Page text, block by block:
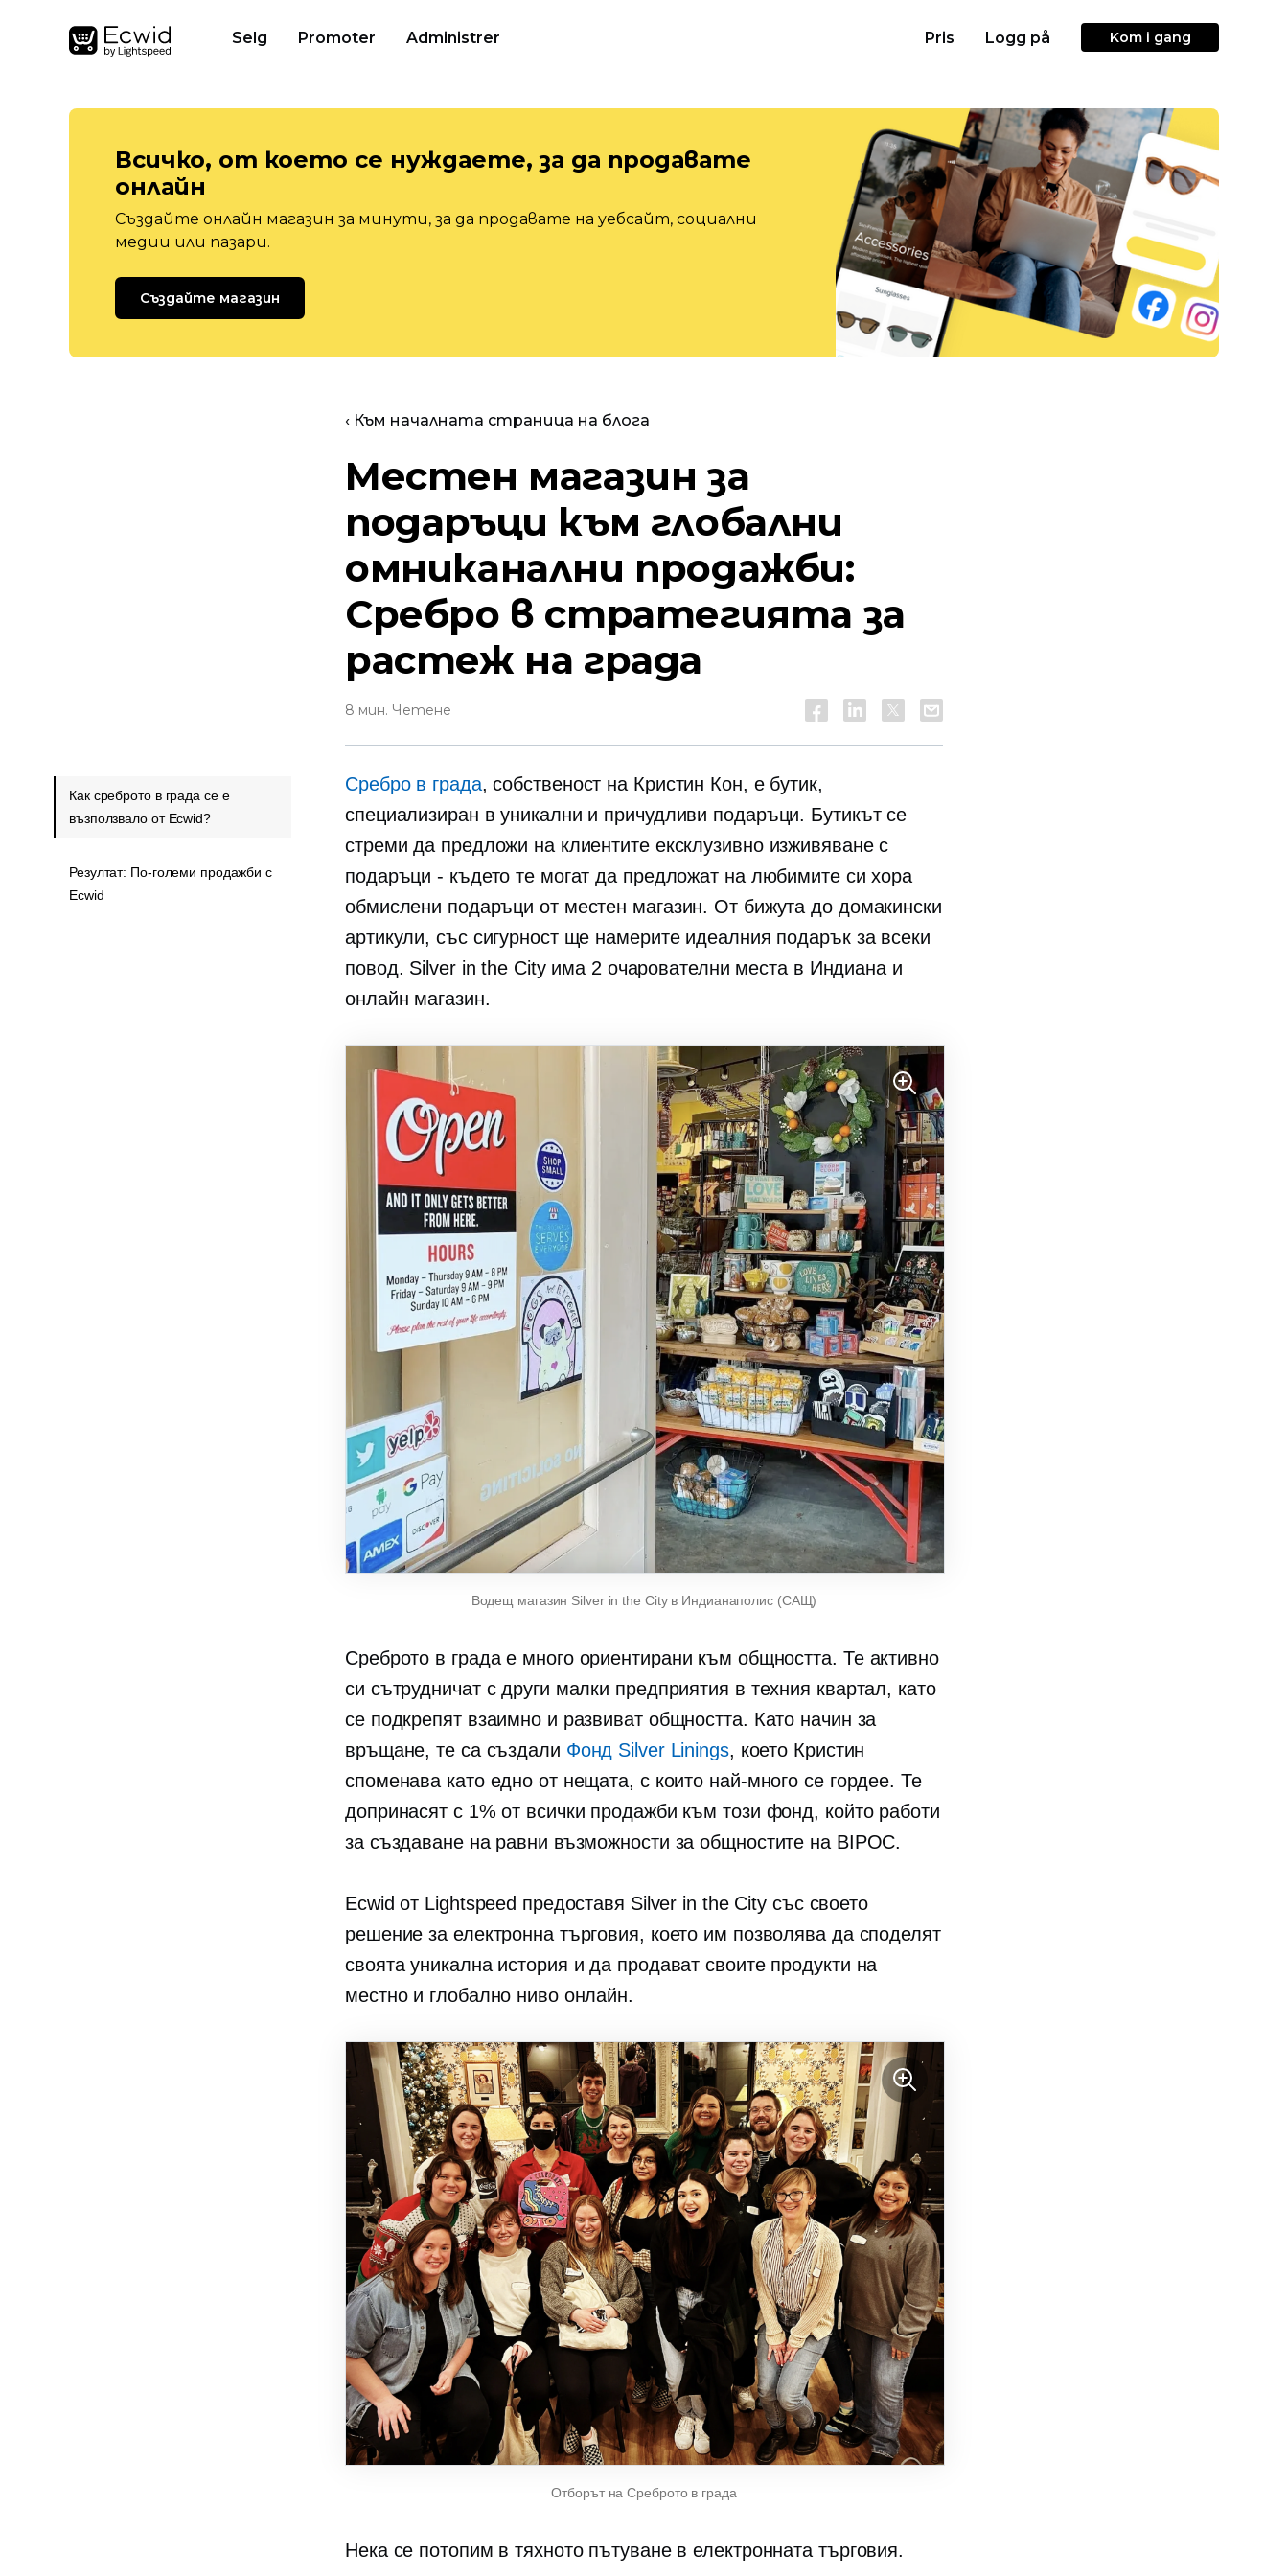
Selg Promoter Administrer Pris Logg på Kom i gang
Всичко, от което се нуждаете, за да продавате
онлайн
Създайте онлайн магазин за минути, за да продавате на уебсайт, социални
медии или пазари.
Създайте магазин
‹ Към началната страница на блога
Местен магазин за
подаръци към глобални
омниканални продажби:
Сребро в стратегията за
растеж на града
8 мин. Четене
Сребро в града, собственост на Кристин Кон, е бутик,
специализиран в уникални и причудливи подаръци. Бутикът се
стреми да предложи на клиентите ексклузивно изживяване с
подаръци - където те могат да предложат на любимите си хора
обмислени подаръци от местен магазин. От бижута до домакински
артикули, със сигурност ще намерите идеалния подарък за всеки
повод. Silver in the City има 2 очарователни места в Индиана и
онлайн магазин.
Водещ магазин Silver in the City в Индианаполис (САЩ)
Среброто в града е много ориентирани към общността. Те активно
си сътрудничат с други малки предприятия в техния квартал, като
се подкрепят взаимно и развиват общността. Като начин за
връщане, те са създали Фонд Silver Linings, което Кристин
споменава като едно от нещата, с които най-много се гордее. Те
допринасят с 1% от всички продажби към този фонд, който работи
за създаване на равни възможности за общностите на BIPOC.
Ecwid от Lightspeed предоставя Silver in the City със своето
решение за електронна търговия, което им позволява да споделят
своята уникална история и да продават своите продукти на
местно и глобално ниво онлайн.
Отборът на Среброто в града
Нека се потопим в тяхното пътуване в електронната търговия.
Как среброто в града се е
възползвало от Ecwid?
Резултат: По-големи продажби с
Ecwid